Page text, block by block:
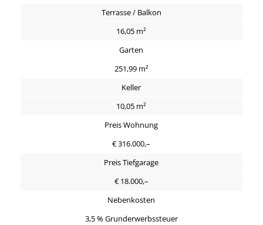
Terrasse / Balkon
16,05 m²
Garten
251,99 m²
Keller
10,05 m²
Preis Wohnung
€ 316.000,–
Preis Tiefgarage
€ 18.000,–
Nebenkosten
3,5 % Grunderwerbssteuer